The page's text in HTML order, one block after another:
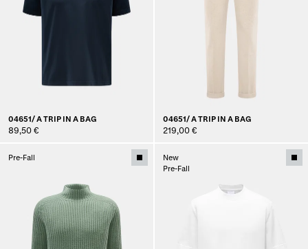
04651/ A TRIP IN A BAG
89,50 €
04651/ A TRIP IN A BAG
219,00 €
Pre-Fall
New
Pre-Fall